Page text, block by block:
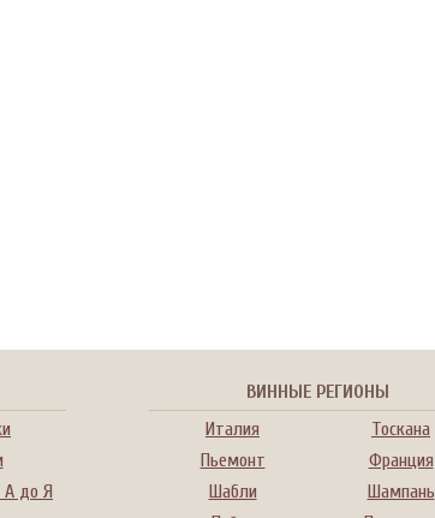
А до Я
ВИННЫЕ РЕГИОНЫ
Италия
Тоскана
Пьемонт
Франция
Шабли
Шампань